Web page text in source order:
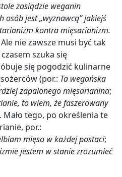
zasiądzie weganin
osób jest „wyznawcą” jakiejś
kontra mięsarianizm.
nie zawsze musi być tak
szuka się
się pogodzić kulinarne
(por.: Ta wegańska
zapalonego mięsarianina;
to wiem, że faszerowany
Mało tego, po określenia te
por.:
mięso w każdej postaci;
jestem w stanie zrozumieć